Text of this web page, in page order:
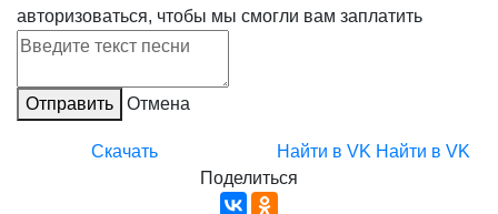
авторизоваться, чтобы мы смогли вам заплатить
Отправить Отмена
Скачать Найти в VK Найти в VK
Поделиться